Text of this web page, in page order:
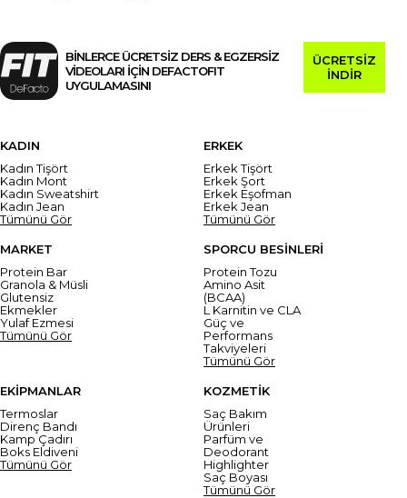
BİNLERCE ÜCRETSİZ DERS & EGZERSİZ
VİDEOLARI İÇİN DEFACTOFIT
UYGULAMASINI
ÜCRETSİZ
İNDİR
KADIN
Kadın Tişört
Kadın Mont
Kadın Sweatshirt
Kadın Jean
Tümünü Gör
ERKEK
Erkek Tişört
Erkek Şort
Erkek Eşofman
Erkek Jean
Tümünü Gör
MARKET
Protein Bar
Granola & Müsli
Glutensiz
Ekmekler
Yulaf Ezmesi
Tümünü Gör
SPORCU BESİNLERİ
Protein Tozu
Amino Asit
(BCAA)
L Karnitin ve CLA
Güç ve
Performans
Takviyeleri
Tümünü Gör
EKİPMANLAR
Termoslar
Direnç Bandı
Kamp Çadırı
Boks Eldiveni
Tümünü Gör
KOZMETİK
Saç Bakım
Ürünleri
Parfüm ve
Deodorant
Highlighter
Saç Boyası
Tümünü Gör